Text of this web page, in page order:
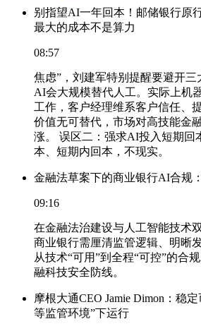
别指望AI一年回本！邮储银行原
最大的成本不是算力
08:57
焦虑”，刘建军特别提醒要避开三
AI会大规模替代人工。实际上机
工作，客户经理维系客户信任、
价值无可替代，市场对高技能金
涨。 误区二：强求AI投入短期回
本、短期内回本，不现实。
金融法草案下的商业银行AI合规
09:16
在金融法治建设与人工智能技术
商业银行需厘清监管逻辑、明晰
从技术“可用”到全程“可控”的合
融科技安全防线。
摩根大通CEO Jamie Dimon：稳
等监管环境”下运行